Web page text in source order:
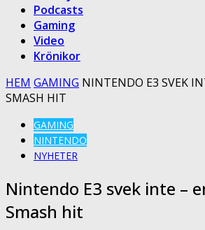
Podcasts
Gaming
Video
Krönikor
HEM GAMING NINTENDO E3 SVEK
SMASH HIT
GAMING
NINTENDO
NYHETER
Nintendo E3 svek inte –
Smash hit